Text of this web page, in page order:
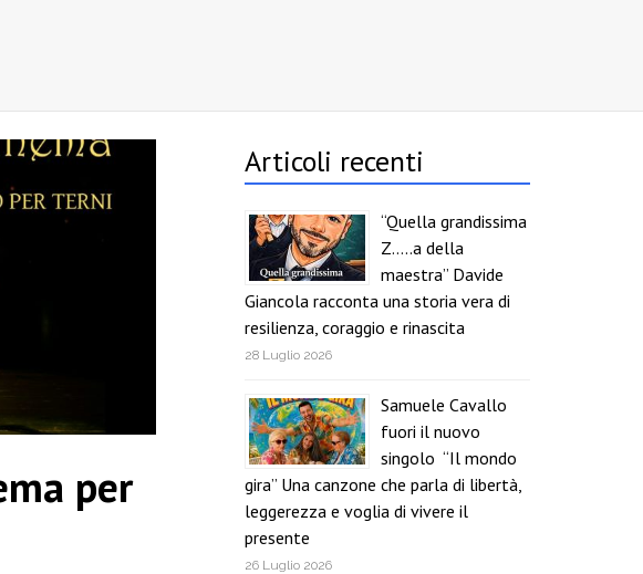
per
Articoli recenti
“Quella grandissima
Z…..a della
maestra” Davide
Giancola racconta una storia vera di
resilienza, coraggio e rinascita
28 Luglio 2026
Samuele Cavallo
fuori il nuovo
singolo “Il mondo
gira” Una canzone che parla di libertà,
leggerezza e voglia di vivere il
presente
26 Luglio 2026